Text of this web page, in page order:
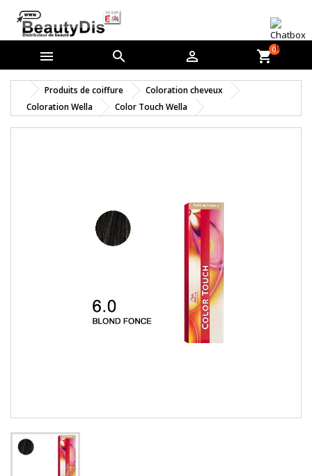
   shopping_cart0
Produits de coiffure
Coloration cheveux
Coloration Wella
Color Touch Wella